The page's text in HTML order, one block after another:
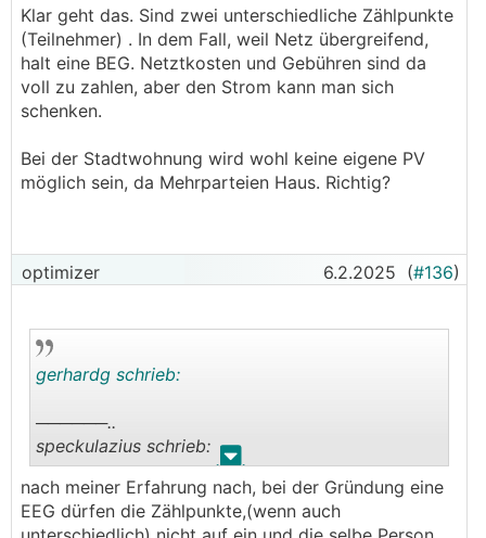
..
Haus ist in OÖ, Wohnung ist in Wien.
Klar geht das. Sind zwei unterschiedliche Zählpunkte
(Teilnehmer) . In dem Fall, weil Netz übergreifend,
halt eine BEG. Netztkosten und Gebühren sind da
voll zu zahlen, aber den Strom kann man sich
schenken.
Bei der Stadtwohnung wird wohl keine eigene PV
möglich sein, da Mehrparteien Haus. Richtig?
optimizer 6.2.2025 (#136)
. .
gerhardg schrieb:
──────..
speckulazius schrieb:
Blöde Frage, aber kann ich auch eine EG mit mir
selber machen?
nach meiner Erfahrung nach, bei der Gründung eine
EEG dürfen die Zählpunkte,(wenn auch